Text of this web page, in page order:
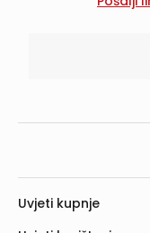
Uvjeti kupnje